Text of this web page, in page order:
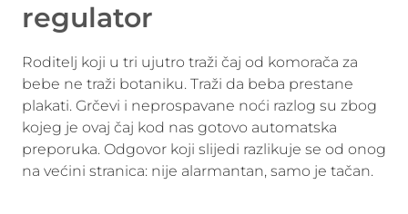
regulator
Roditelj koji u tri ujutro traži čaj od komorača za
bebe ne traži botaniku. Traži da beba prestane
plakati. Grčevi i neprospavane noći razlog su zbog
kojeg je ovaj čaj kod nas gotovo automatska
preporuka. Odgovor koji slijedi razlikuje se od onog
na većini stranica: nije alarmantan, samo je tačan.